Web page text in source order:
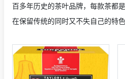
百多年历史的茶叶品牌，每款茶都
在保留传统的同时又不失自己的特色